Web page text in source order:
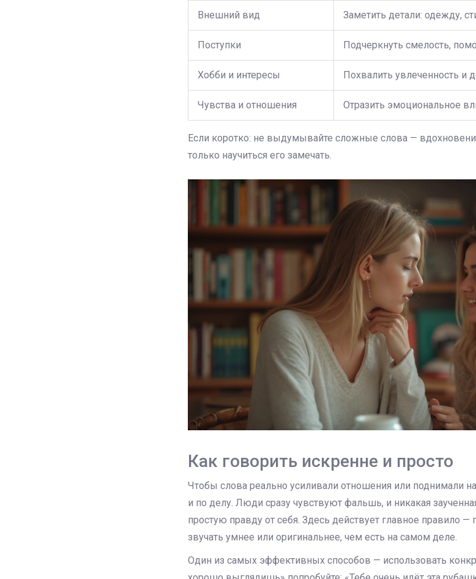
Внешний вид Заметить детали: одежду,
Поступки Подчеркнуть смелость,
Хобби и интересы Похвалить увлеченность и
Чувства и отношения Отразить эмоциональное
Если коротко: не выдумывайте сложные слова —
только научиться его замечать.
Как говорить искренне и просто
Чтобы слова реально усиливали отношения или поднимали
и по делу. Люди сразу чувствуют фальшь, и никакая
простую правду от себя. Здесь действует главное правило
звучать умнее или оригинальнее, чем есть на самом деле.
Один из самых эффективных способов — использовать